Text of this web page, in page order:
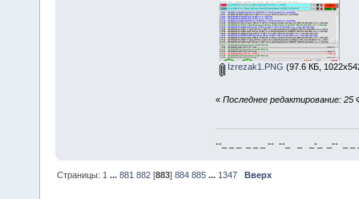
Izrezak1.PNG (97.6 КБ,
« Последнее редактирование: 25
--_ _ _ _ _ _ -- --_ _ _-_ _-- _ _
Страницы: 1 ...881 882 [883]884 885 ... 1347 Вверх